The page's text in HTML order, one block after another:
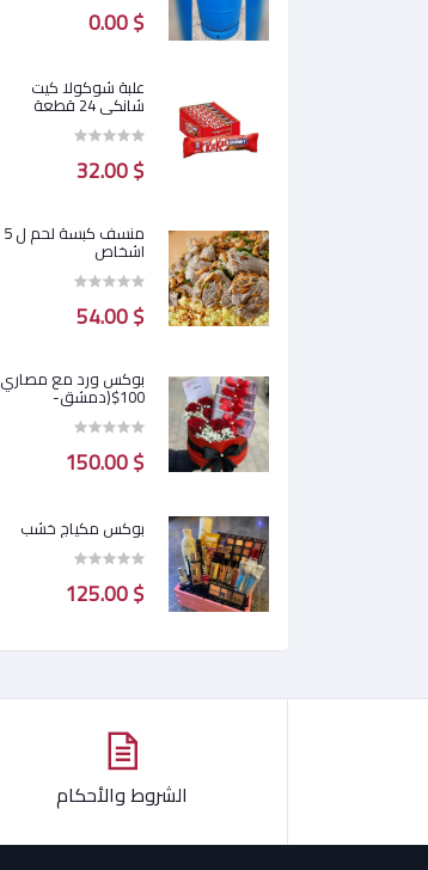
$ 0.00
علبة شوكولا كيت
شانكي 24 قطعة
$ 32.00
منسف كبسة لحم ل 5
اشخاص
$ 54.00
بوكس ورد مع مصاري
100$(دمشق-
محافظات)
$ 150.00
بوكس مكياج خشب
$ 125.00
$ 7.20
$ 6.90
كيلو زيتون اخضر شرائح
الشروط والأحكام